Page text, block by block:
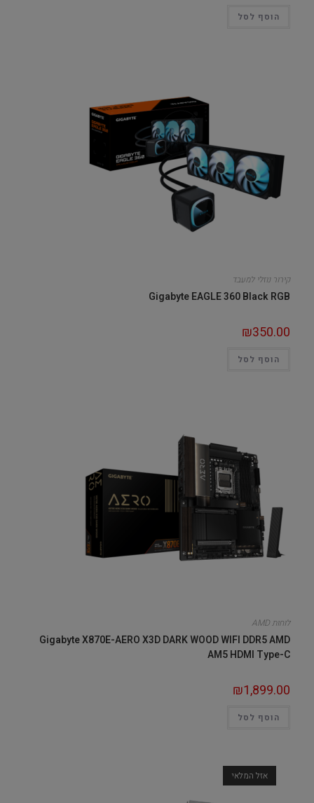
הוסף לסל
קירור נוזלי למעבד
Gigabyte EAGLE 360 Black RGB
₪350.00
הוסף לסל
לוחות AMD
Gigabyte X870E-AERO X3D DARK WOOD WIFI DDR5 AMD
AM5 HDMI Type-C
₪1,899.00
הוסף לסל
אזל המלאי